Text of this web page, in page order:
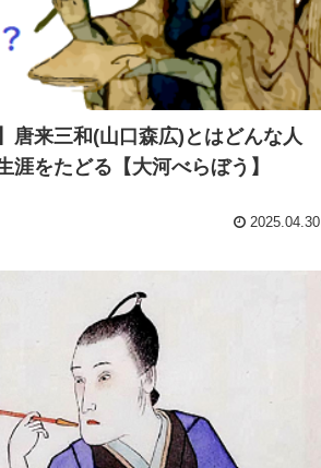
唐来三和(山口森広)とはどんな人
涯をたどる【大河べらぼう】
2025.04.30